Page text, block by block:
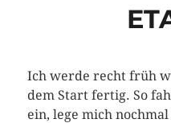
Ich werde recht früh
dem Start fertig. So
ein, lege mich